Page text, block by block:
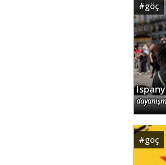
#göç
#göç